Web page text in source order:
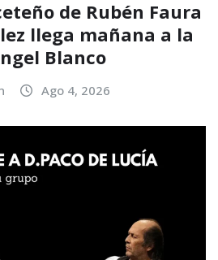
de Rubén Faura
llega mañana a la
Blanco
Ago 4, 2026